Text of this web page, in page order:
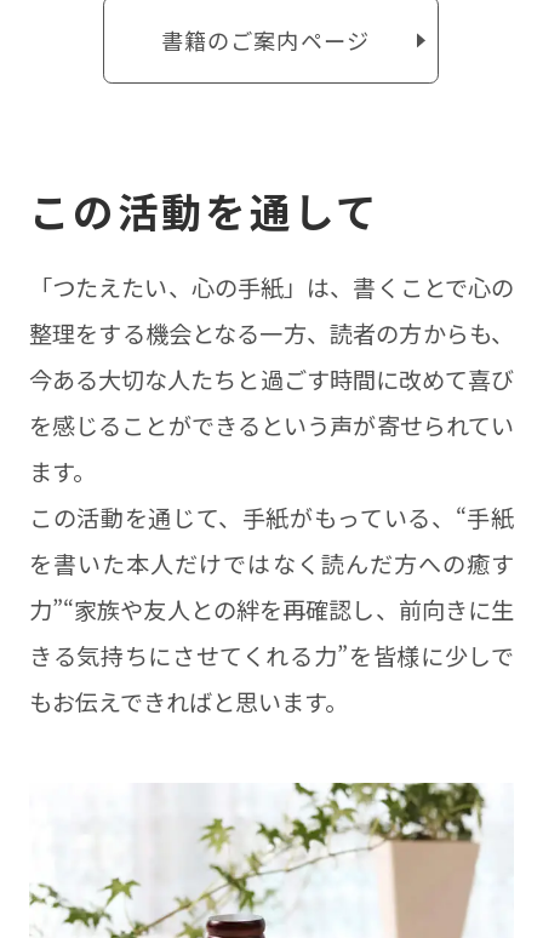
書籍のご案内ページ
この活動を通して
「つたえたい、心の手紙」は、書くことで心の
整理をする機会となる一方、読者の方からも、
今ある大切な人たちと過ごす時間に改めて喜び
を感じることができるという声が寄せられてい
ます。
この活動を通じて、手紙がもっている、“手紙
を書いた本人だけではなく読んだ方への癒す
力”“家族や友人との絆を再確認し、前向きに生
きる気持ちにさせてくれる力”を皆様に少しで
もお伝えできればと思います。